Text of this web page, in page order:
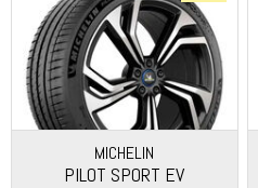
MICHELIN
PILOT SPORT EV